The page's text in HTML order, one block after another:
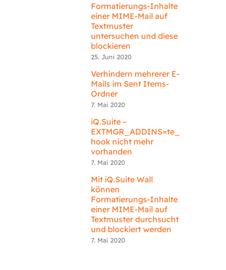
Formatierungs-Inhalte
einer MIME-Mail auf
Textmuster
untersuchen und diese
blockieren
25. Juni 2020
Verhindern mehrerer E-
Mails im Sent Items-
Ordner
7. Mai 2020
iQ.Suite –
EXTMGR_ADDINS=te_
hook nicht mehr
vorhanden
7. Mai 2020
Mit iQ.Suite Wall
können
Formatierungs-Inhalte
einer MIME-Mail auf
Textmuster durchsucht
und blockiert werden
7. Mai 2020